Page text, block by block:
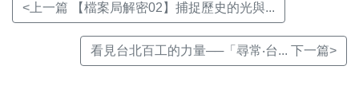
<上一篇 【檔案局解密02】捕捉歷史的光與...
看見台北百工的力量──「尋常‧台... 下一篇>